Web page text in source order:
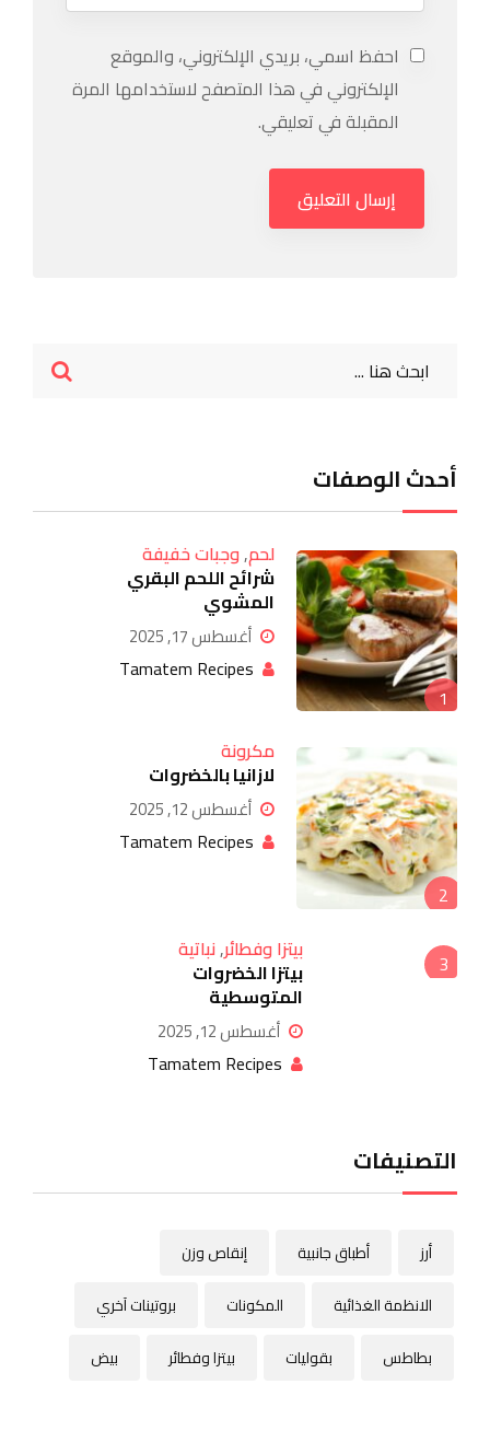
احفظ اسمي، بريدي الإلكتروني، والموقع
الإلكتروني في هذا المتصفح لاستخدامها المرة
المقبلة في تعليقي.
أحدث الوصفات
لحم,وجبات خفيفة
شرائح اللحم البقري
المشوي
أغسطس 17, 2025
Tamatem Recipes
مكرونة
لازانيا بالخضروات
أغسطس 12, 2025
Tamatem Recipes
بيتزا وفطائر,نباتية
بيتزا الخضروات
المتوسطية
أغسطس 12, 2025
Tamatem Recipes
التصنيفات
أطباق جانبية
إنقاص وزن
الانظمة الغذائية
المكونات
بروتينات آخري
بطاطس
بقوليات بيتزا وفطائر بيض